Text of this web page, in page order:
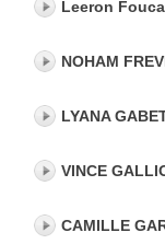
Leeron
NOHAM
LYANA
VINCE
CAMILLE